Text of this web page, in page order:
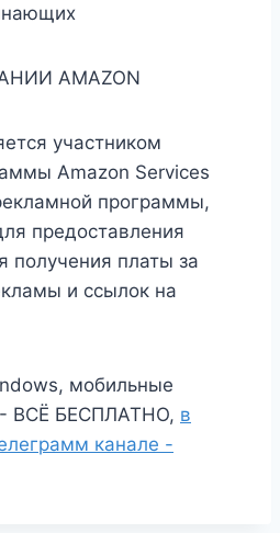
AMAZON
участником
Amazon Services
программы,
предоставления
получения платы за
и ссылок на
мобильные
ВСЁ БЕСПЛАТНО, в
канале -